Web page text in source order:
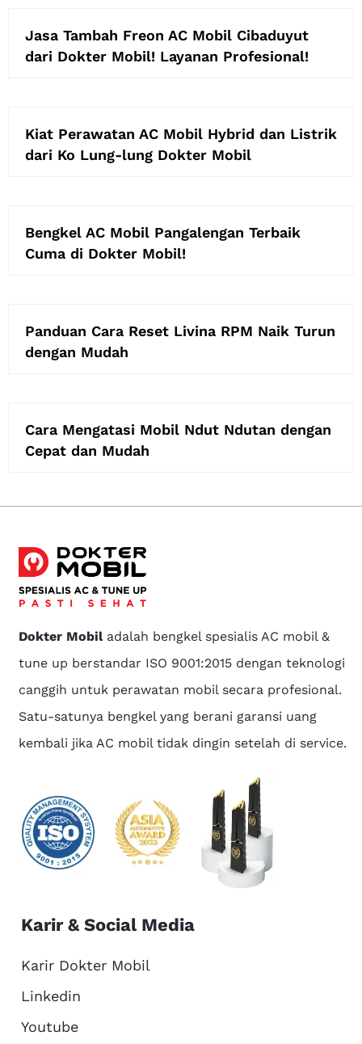
Jasa Tambah Freon AC Mobil Cibaduyut
dari Dokter Mobil! Layanan Profesional!
Kiat Perawatan AC Mobil Hybrid dan Listrik
dari Ko Lung-lung Dokter Mobil
Bengkel AC Mobil Pangalengan Terbaik
Cuma di Dokter Mobil!
Panduan Cara Reset Livina RPM Naik Turun
dengan Mudah
Cara Mengatasi Mobil Ndut Ndutan dengan
Cepat dan Mudah
Dokter Mobiladalah bengkel spesialis AC mobil &
tune up berstandar ISO 9001:2015 dengan teknologi
canggih untuk perawatan mobil secara profesional.
Satu-satunya bengkel yang berani garansi uang
kembali jika AC mobil tidak dingin setelah di service.
Karir & Social Media
Karir Dokter Mobil
Linkedin
Youtube